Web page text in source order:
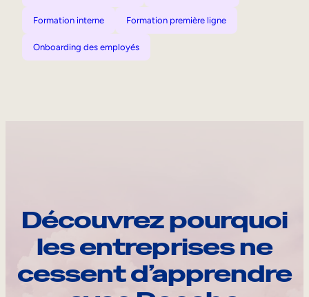
Formation interne Formation première ligne
Onboarding des employés
Découvrez pourquoi
les entreprises ne
cessent d’apprendre